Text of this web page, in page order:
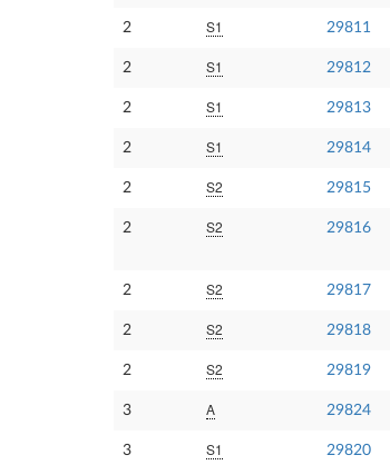
2 S1 29811
2 S1 29812
2 S1 29813
2 S1 29814
2 S2 29815
2 S2 29816
2 S2 29817
2 S2 29818
2 S2 29819
3 A 29824
3 S1 29820